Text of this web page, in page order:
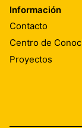
Información
Contacto
Centro de
Proyectos